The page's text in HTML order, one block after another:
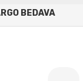
BEDAVA